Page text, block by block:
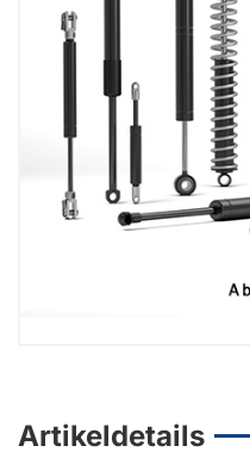
Artikeldetails